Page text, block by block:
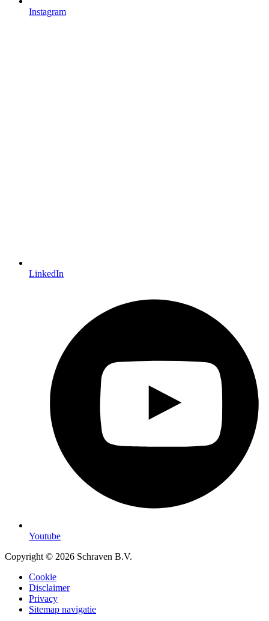
Instagram
LinkedIn
Youtube
Copyright © 2026 Schraven B.V.
Cookie
Disclaimer
Privacy
Sitemap navigatie